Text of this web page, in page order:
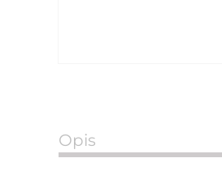
Opis